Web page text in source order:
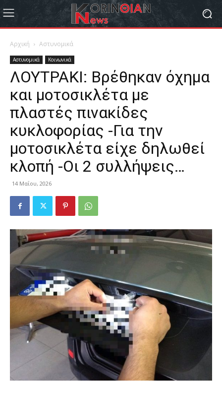
Αρχική Αστυνομικά
Αστυνομικά Κοινωνικά
ΛΟΥΤΡΑΚΙ: Βρέθηκαν όχημα
και μοτοσικλέτα με
πλαστές πινακίδες
κυκλοφορίας -Για την
μοτοσικλέτα είχε δηλωθεί
κλοπή -Οι 2 συλλήψεις…
14 Μαΐου, 2026